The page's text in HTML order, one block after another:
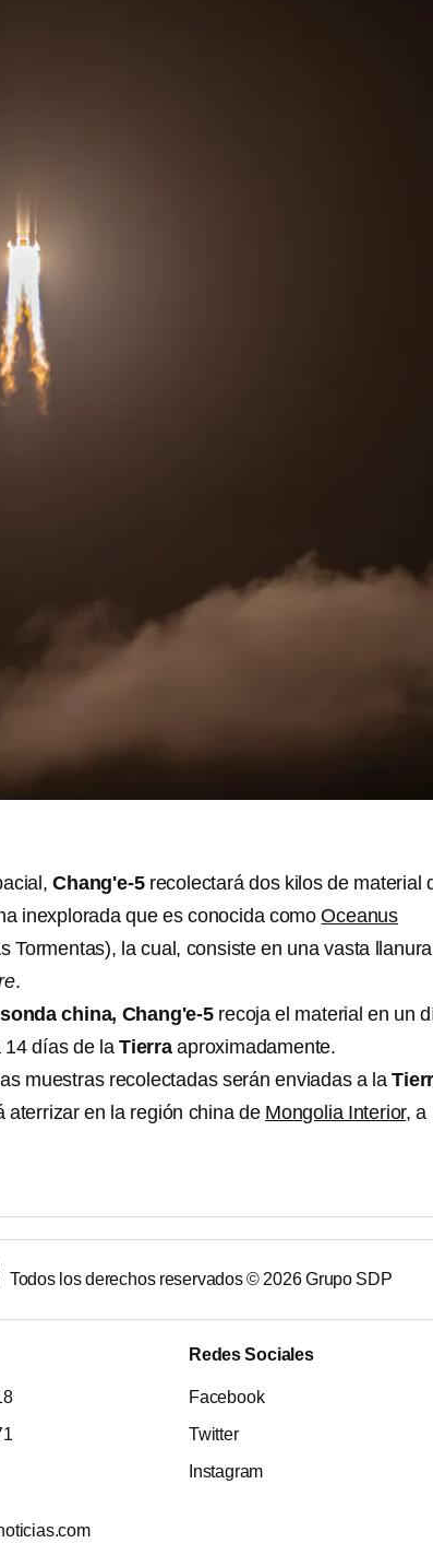
Chang'e-5recolectará dos kilos de material
inexplorada que es conocida comoOceanus
Tormentas), la cual, consiste en una vasta
.
sonda china, Chang'e-5 recoja el material en un
14 días de la Tierraaproximadamente.
muestras recolectadas serán enviadas a la
aterrizar en la región china de Mongolia Interior, a
Todos los derechos reservados © 2026Grupo SDP
Redes Sociales
Facebook
Twitter
Instagram